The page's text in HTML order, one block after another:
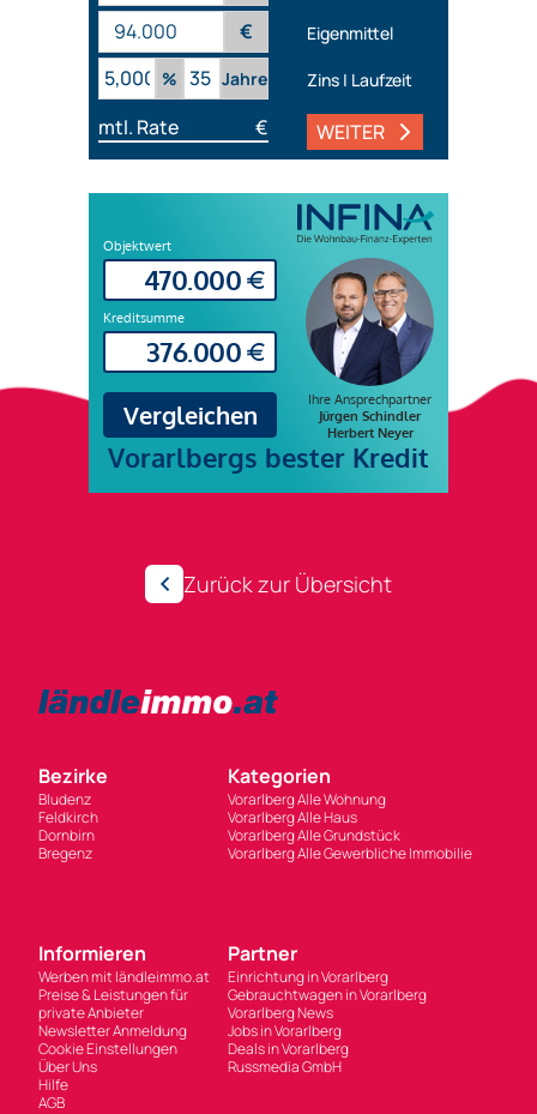
€
Eigenmittel
%
Jahre Zins | Laufzeit
mtl. Rate € WEITER
Zurück zur Übersicht
Bezirke
Bludenz
Feldkirch
Dornbirn
Bregenz
Kategorien
Vorarlberg Alle Wohnung
Vorarlberg Alle Haus
Vorarlberg Alle Grundstück
Vorarlberg Alle Gewerbliche Immobilie
Informieren
Werben mit ländleimmo.at
Preise & Leistungen für
private Anbieter
Newsletter Anmeldung
Cookie Einstellungen
Über Uns
Hilfe
AGB
Partner
Einrichtung in Vorarlberg
Gebrauchtwagen in Vorarlberg
Vorarlberg News
Jobs in Vorarlberg
Deals in Vorarlberg
Russmedia GmbH